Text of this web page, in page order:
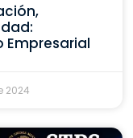
Empresarial
2024